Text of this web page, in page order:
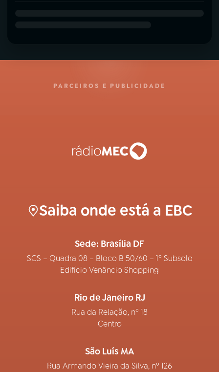
PARCEIROS E PUBLICIDADE
Saiba onde está a EBC
Sede: Brasília DF
SCS – Quadra 08 – Bloco B 50/60 – 1º Subsolo
Edifício Venâncio Shopping
Rio de Janeiro RJ
Rua da Relação, nº 18
Centro
São Luís MA
Rua Armando Vieira da Silva, nº 126